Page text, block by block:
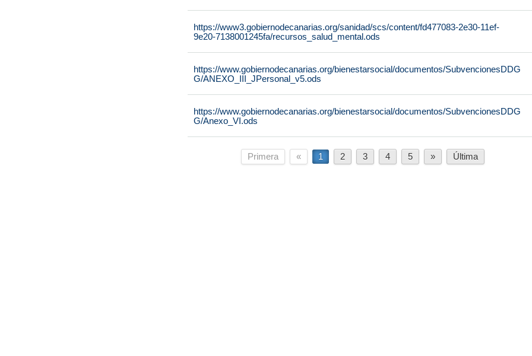
https://www3.gobiernodecanarias.org/sanidad/scs/content/fd477083-2e30-11ef-
9e20-7138001245fa/recursos_salud_mental.ods
https://www.gobiernodecanarias.org/bienestarsocial/documentos/SubvencionesDDG
G/ANEXO_III_JPersonal_v5.ods
https://www.gobiernodecanarias.org/bienestarsocial/documentos/SubvencionesDDG
G/Anexo_VI.ods
Primera « 1 2 3 4 5 » Última